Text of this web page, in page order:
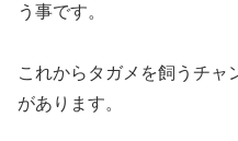
う事です。
これからタガメを飼うチャ
があります。